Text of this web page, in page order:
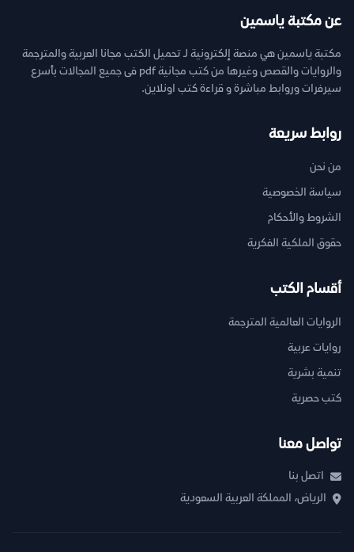
عن مكتبة ياسمين
مكتبة ياسمين هي منصة إلكترونية لـ تحميل الكتب مجانا العربية والمترجمة
والروايات والقصص وغيرها من كتب مجانية pdf فى جميع المجالات بأسرع
سيرفرات وروابط مباشرة و قراءة كتب اونلاين.
روابط سريعة
من نحن
سياسة الخصوصية
الشروط والأحكام
حقوق الملكية الفكرية
أقسام الكتب
الروايات العالمية المترجمة
روايات عربية
تنمية بشرية
كتب حصرية
تواصل معنا
اتصل بنا
الرياض، المملكة العربية السعودية